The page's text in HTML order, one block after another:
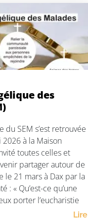
des
du SEM s’est retrouvée
à la Maison
toutes celles et
partager autour de
le 21 mars à Dax par la
: « Qu’est-ce qu’une
porter l’eucharistie
» est […]
Lire